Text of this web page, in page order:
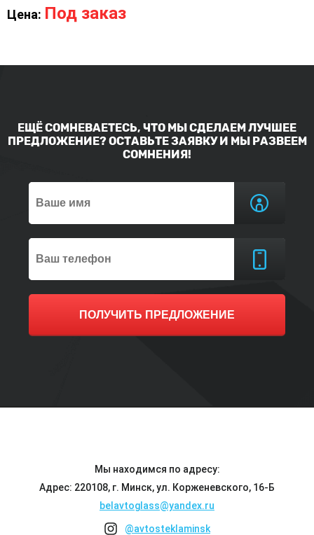
Цена: Под заказ
ЕЩЁ СОМНЕВАЕТЕСЬ, ЧТО МЫ СДЕЛАЕМ ЛУЧШЕЕ
ПРЕДЛОЖЕНИЕ? ОСТАВЬТЕ ЗАЯВКУ И МЫ РАЗВЕЕМ
СОМНЕНИЯ!
ПОЛУЧИТЬ ПРЕДЛОЖЕНИЕ
Мы находимся по адресу:
Адрес: 220108, г. Минск, ул. Корженевского, 16-Б
belavtoglass@yandex.ru
@avtosteklaminsk